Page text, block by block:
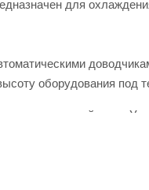
для
оборудования
по выгодной цене.